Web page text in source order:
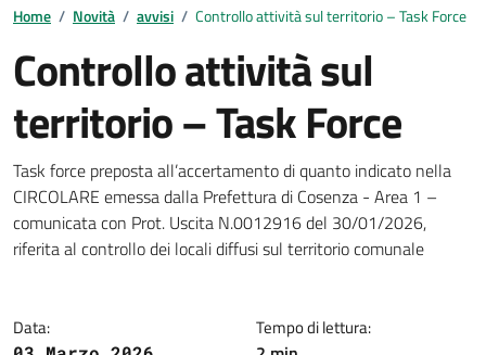
Home / Novità / avvisi / Controllo attività sul territorio – Task Force
Controllo attività sul
territorio – Task Force
Dettagli della notizia
Task force preposta all’accertamento di quanto indicato nella
CIRCOLARE emessa dalla Prefettura di Cosenza - Area 1 –
comunicata con Prot. Uscita N.0012916 del 30/01/2026,
riferita al controllo dei locali diffusi sul territorio comunale
Data: Tempo di lettura: